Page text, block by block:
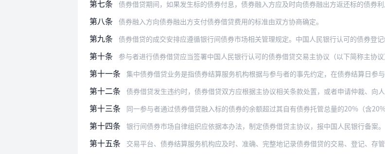
第七条 债券借贷期间，如果发生标的债券付息，债券融入方应及时向债券融出方返还标的债券利
第八条 债券融入方向债券融出方支付债券借贷费用的标准由双方协商确定。
第九条 债券借贷的成交安排应遵循银行间债券市场相关管理规定。中国人民银行认可的债券登记结算机构
第十条 参与者进行债券借贷应当签署中国人民银行认可的债券借贷交易主协议（以下简称主协议
第十一条 集中债券借贷业务是指债券结算服务机构根据与参与者的事先约定，在债券结算日参与者应付债券不足额时
第十二条 债券借贷发生违约时，债券借贷双方应根据主协议相关条款处置，或者申请仲裁、向人民法院提起诉讼，
第十三条 同一参与者通过债券借贷融入标的债券的余额超过其自有债券托管总量的20%（含20%）或单只标的
第十四条 银行间债券市场自律组织应依据本办法，制定债券借贷主协议，报中国人民银行备案。
第十五条 交易平台、债券结算服务机构应及时、准确、完整地记录债券借贷的交易、登记、存管、托管、结算等数据